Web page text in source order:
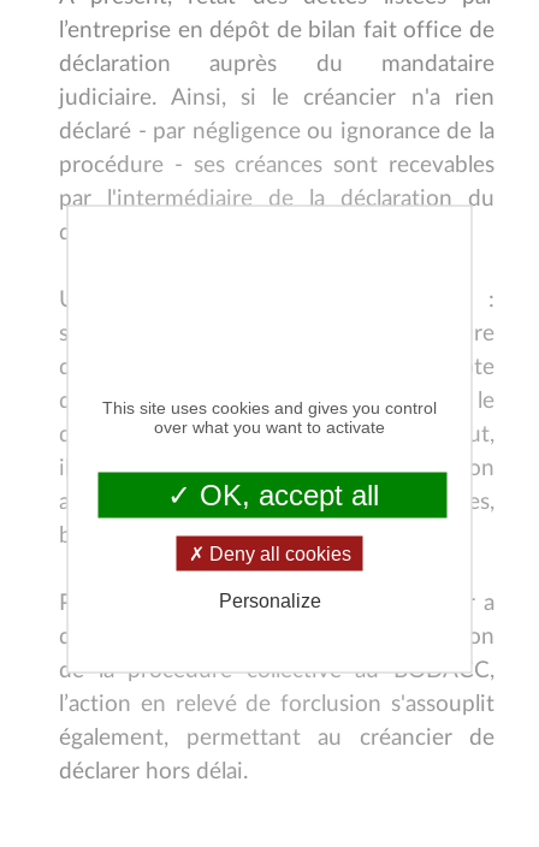
l’entreprise en dépôt de bilan fait office de
déclaration auprès du mandataire
judiciaire. Ainsi, si le créancier n'a rien
déclaré - par négligence ou ignorance de la
procédure - ses créances sont recevables
par l'intermédiaire de la déclaration du
débiteur.
Un conseil toutefois aux créanciers :
s’assurer auprès du mandataire judiciaire
que sa créance a bien été prise en compte
dans la liste des dettes dressées par le
débiteur, et pour le bon montant. A défaut,
il faudra adresser une nouvelle déclaration
accompagnée des justificatifs (factures,
bon de commande…).
Par ailleurs, si la déclaration du créancier a
dépassé le délai de 2 mois après la parution
de la procédure collective au BODACC,
l’action en relevé de forclusion s'assouplit
également, permettant au créancier de
déclarer hors délai.
This site uses cookies and gives you control
over what you want to activate
OK, accept all
Deny all cookies
Personalize